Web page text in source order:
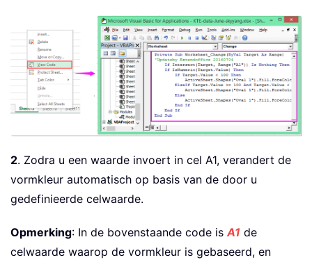
2. Zodra u een waarde invoert in cel A1, verandert de
vormkleur automatisch op basis van de door u
gedefinieerde celwaarde.
Opmerking: In de bovenstaande code is A1 de
celwaarde waarop de vormkleur is gebaseerd, en